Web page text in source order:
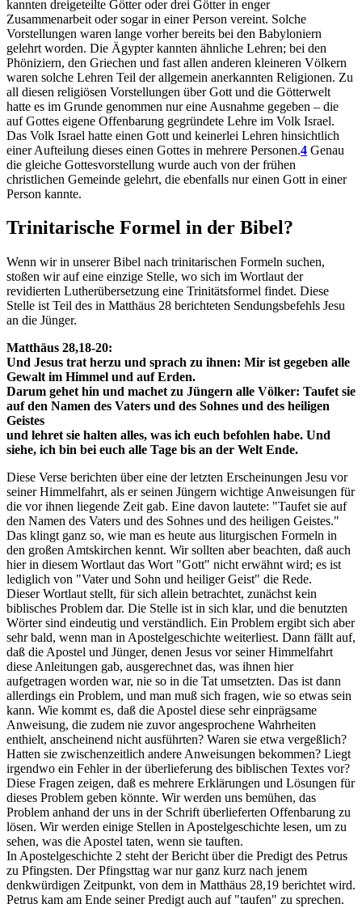
kannten dreigeteilte Götter oder drei Götter in enger
Zusammenarbeit oder sogar in einer Person vereint. Solche
Vorstellungen waren lange vorher bereits bei den Babyloniern
gelehrt worden. Die Ägypter kannten ähnliche Lehren; bei den
Phöniziern, den Griechen und fast allen anderen kleineren Völkern
waren solche Lehren Teil der allgemein anerkannten Religionen. Zu
all diesen religiösen Vorstellungen über Gott und die Götterwelt
hatte es im Grunde genommen nur eine Ausnahme gegeben – die
auf Gottes eigene Offenbarung gegründete Lehre im Volk Israel.
Das Volk Israel hatte einen Gott und keinerlei Lehren hinsichtlich
einer Aufteilung dieses einen Gottes in mehrere Personen.4 Genau
die gleiche Gottesvorstellung wurde auch von der frühen
christlichen Gemeinde gelehrt, die ebenfalls nur einen Gott in einer
Person kannte.
Trinitarische Formel in der Bibel?
Wenn wir in unserer Bibel nach trinitarischen Formeln suchen,
stoßen wir auf eine einzige Stelle, wo sich im Wortlaut der
revidierten Lutherübersetzung eine Trinitätsformel findet. Diese
Stelle ist Teil des in Matthäus 28 berichteten Sendungsbefehls Jesu
an die Jünger.
Matthäus 28,18-20:
Und Jesus trat herzu und sprach zu ihnen: Mir ist gegeben alle
Gewalt im Himmel und auf Erden.
Darum gehet hin und machet zu Jüngern alle Völker: Taufet sie
auf den Namen des Vaters und des Sohnes und des heiligen
Geistes
und lehret sie halten alles, was ich euch befohlen habe. Und
siehe, ich bin bei euch alle Tage bis an der Welt Ende.
Diese Verse berichten über eine der letzten Erscheinungen Jesu vor
seiner Himmelfahrt, als er seinen Jüngern wichtige Anweisungen für
die vor ihnen liegende Zeit gab. Eine davon lautete: "Taufet sie auf
den Namen des Vaters und des Sohnes und des heiligen Geistes."
Das klingt ganz so, wie man es heute aus liturgischen Formeln in
den großen Amtskirchen kennt. Wir sollten aber beachten, daß auch
hier in diesem Wortlaut das Wort "Gott" nicht erwähnt wird; es ist
lediglich von "Vater und Sohn und heiliger Geist" die Rede.
Dieser Wortlaut stellt, für sich allein betrachtet, zunächst kein
biblisches Problem dar. Die Stelle ist in sich klar, und die benutzten
Wörter sind eindeutig und verständlich. Ein Problem ergibt sich aber
sehr bald, wenn man in Apostelgeschichte weiterliest. Dann fällt auf,
daß die Apostel und Jünger, denen Jesus vor seiner Himmelfahrt
diese Anleitungen gab, ausgerechnet das, was ihnen hier
aufgetragen worden war, nie so in die Tat umsetzten. Das ist dann
allerdings ein Problem, und man muß sich fragen, wie so etwas sein
kann. Wie kommt es, daß die Apostel diese sehr einprägsame
Anweisung, die zudem nie zuvor angesprochene Wahrheiten
enthielt, anscheinend nicht ausführten? Waren sie etwa vergeßlich?
Hatten sie zwischenzeitlich andere Anweisungen bekommen? Liegt
irgendwo ein Fehler in der überlieferung des biblischen Textes vor?
Diese Fragen zeigen, daß es mehrere Erklärungen und Lösungen für
dieses Problem geben könnte. Wir werden uns bemühen, das
Problem anhand der uns in der Schrift überlieferten Offenbarung zu
lösen. Wir werden einige Stellen in Apostelgeschichte lesen, um zu
sehen, was die Apostel taten, wenn sie tauften.
In Apostelgeschichte 2 steht der Bericht über die Predigt des Petrus
zu Pfingsten. Der Pfingsttag war nur ganz kurz nach jenem
denkwürdigen Zeitpunkt, von dem in Matthäus 28,19 berichtet wird.
Petrus kam am Ende seiner Predigt auch auf "taufen" zu sprechen.